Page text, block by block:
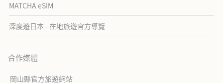
MATCHA eSIM
深度遊日本 - 在地旅遊官方導覽
合作媒體
岡山縣官方旅遊網站